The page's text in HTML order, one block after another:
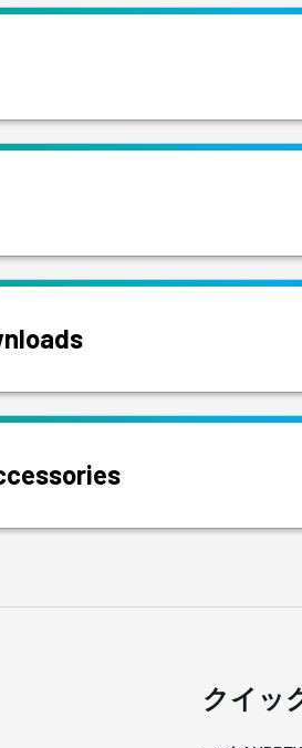
クイッ